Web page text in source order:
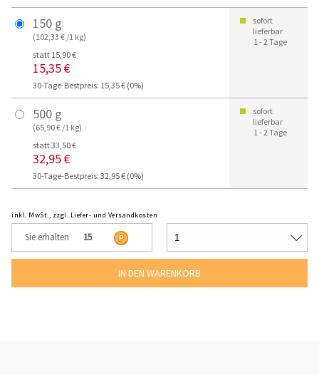
150 g
(102,33 € /1 kg)
statt 15,90 €
15,35 €
30-Tage-Bestpreis: 15,35 € (0%)
sofort
lieferbar
1 - 2 Tage
500 g
(65,90 € /1 kg)
statt 33,50 €
32,95 €
30-Tage-Bestpreis: 32,95 € (0%)
sofort
lieferbar
1 - 2 Tage
inkl. MwSt., zzgl. Liefer- und Versandkosten
Sie erhalten 15